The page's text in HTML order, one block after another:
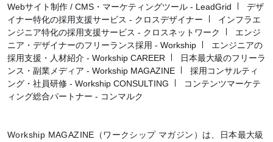
Webサイト制作 / CMS・マーケティングツール - LeadGrid
デザ
イナー特化の採用支援サービス - クロスデザイナー
インフラエ
ンジニア特化の採用支援サービス - クロスネットワーク
エンジ
ニア・デザイナーのフリーランス採用 - Workship
エンジニアの
採用支援・人材紹介 - Workship CAREER
日本最大級のフリーラ
ンス・副業メディア - Workship MAGAZINE
採用コンサルティ
ング・社員研修 - Workship CONSULTING
コンテンツマーケテ
ィング総合パートナー - コンマルク
Workship MAGAZINE（ワークシップ マガジン）は、日本最大級